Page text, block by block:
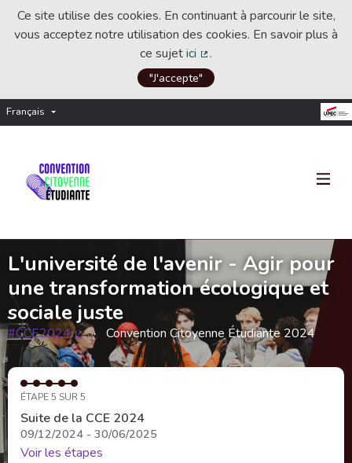
Ce site utilise des cookies. En continuant à parcourir le site,
vous acceptez notre utilisation des cookies. En savoir plus à
ce sujetici
(Lien externe)
.
"J'accepte"
Français Choisir la langue
L'université de l'avenir - Agir pour
une transformation écologique et
sociale juste
#CCE2024
(Lien externe)
Convention Citoyenne Étudiante 2024
ÉTAPE 5 SUR 5
Suite de la CCE 2024
09/12/2024 - 30/06/2025
Voir les étapes